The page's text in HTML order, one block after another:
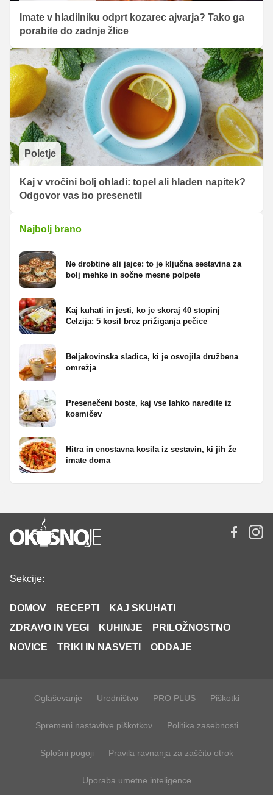
Imate v hladilniku odprt kozarec ajvarja? Tako ga
porabite do zadnje žlice
Poletje
Kaj v vročini bolj ohladi: topel ali hladen napitek?
Odgovor vas bo presenetil
Najbolj brano
Ne drobtine ali jajce: to je ključna sestavina za
bolj mehke in sočne mesne polpete
Kaj kuhati in jesti, ko je skoraj 40 stopinj
Celzija: 5 kosil brez prižiganja pečice
Beljakovinska sladica, ki je osvojila družbena
omrežja
Presenečeni boste, kaj vse lahko naredite iz
kosmičev
Hitra in enostavna kosila iz sestavin, ki jih že
imate doma
Sekcije:
DOMOV RECEPTI
KAJ SKUHATI
ZDRAVO IN VEGI
KUHINJE
PRILOŽNOSTNO
NOVICE
TRIKI IN NASVETI ODDAJE
Oglaševanje Uredništvo PRO PLUS Piškotki
Spremeni nastavitve piškotkov Politika zasebnosti
Splošni pogoji Pravila ravnanja za zaščito otrok
Uporaba umetne inteligence